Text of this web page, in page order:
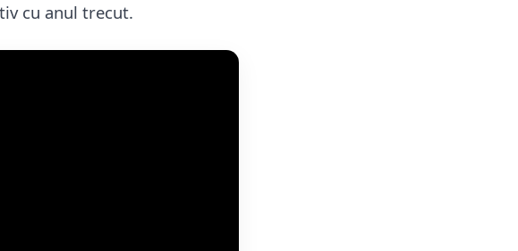
cu anul trecut.